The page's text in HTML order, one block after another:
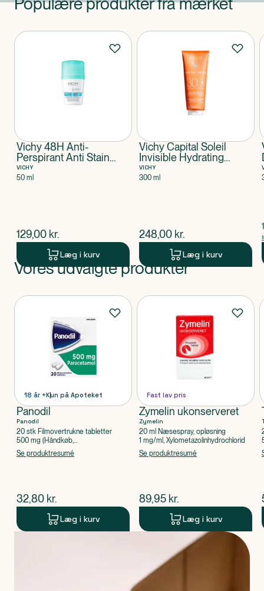
Produkter
Vichy 48H Anti-
Perspirant Anti Stain
Roll-On
VICHY
50 ml
$nuværende pris
129,00 kr.
Læg i kurv
Vichy Capital Soleil
Invisible Hydrating
Protective Milk SPF30
VICHY
300 ml
$nuværende pris
248,00 kr.
Læg i kurv
Produkt 1 af 0
Vores udvalgte produkter
Produkter
18 år +Kun på Apoteket
Panodil
Panodil
20 stk Filmovertrukne tabletter
500 mg (Håndkøb,
apoteksforbeholdt), Paracetamol
Se produktresumé
$nuværende pris
32,80 kr.
Læg i kurv
Fast lav pris
Zymelin ukonserveret
Zymelin
20 ml Næsespray, opløsning
1 mg/ml, Xylometazolinhydrochlorid
Se produktresumé
$nuværende pris
89,95 kr.
Læg i kurv